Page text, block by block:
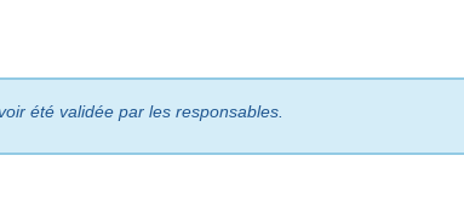
été validée par les responsables.